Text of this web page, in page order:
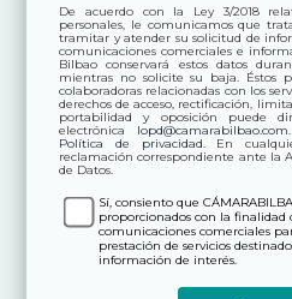
De acuerdo con la Ley 3/2018
personales, le comunicamos que
tramitar y atender su solicitud de
comunicaciones comerciales e
Bilbao conservará estos datos
mientras no solicite su baja. Éstos
colaboradoras relacionadas con los
derechos de acceso, rectificación,
portabilidad y oposición puede
electrónica
lopd@camarabilbao.com
Política de privacidad. En
reclamación correspondiente ante la
de Datos.
Sí, consiento que
proporcionados con la finalidad
comunicaciones comerciales
prestación de servicios
información de interés.